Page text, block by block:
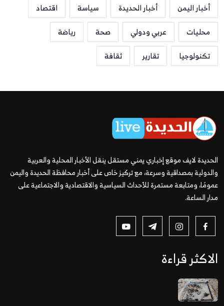
أخبار اليمن أخبار الحديدة سياسة
اقتصاد
محليات
عربي ودولي صحة
رياضة
تكنولوجيا
تقارير ثقافة
الحديدة لايف موقع إخباري يمني مستقل ينقل الأخبار المحلية والعربية
والدولية بمصداقية وسرعة، مع تركيز خاص على أخبار محافظة الحديدة واليمن
عمومًا، ومتابعة مستمرة للأحداث السياسية والاقتصادية والاجتماعية على
مدار الساعة.
الاكثر قراءة